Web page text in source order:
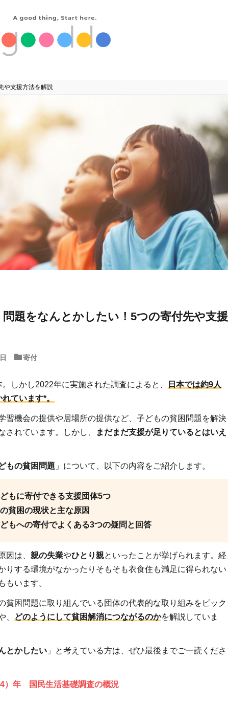
や支援方法を解説
問題をなんとかしたい！5つの寄付先や支援
寄付
しかし2022年に実施された調査によると、
日本では約9人
ています*。
習機会の提供や居場所の提供など、子どもの貧困問題を解決
されています。しかし、
まだまだ支援が足りているとはいえ
もの貧困問題 」について、以下の内容をご紹介します。
もに寄付できる支援団体5つ
貧困の現状と主な原因
もへの寄付でよくある3つの疑問と回答
因は、 親の失業やひとり親といったことが挙げられます。経
りする環境がなかったりそもそも衣食住も満足に得られない
もいます。
貧困問題に取り組んでいる団体の代表的な取り組みをピック
、 どのようにして貧困解消につながるのかを解説していま
とかしたい 」と考えている方は、ぜひ最後までご一読くださ
）年 国民生活基礎調査の概況